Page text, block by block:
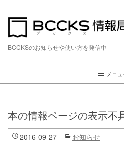
BCCKSのお知らせや使い方を発信中
メニュ
本の情報ページの表示不
2016-09-27 お知らせ